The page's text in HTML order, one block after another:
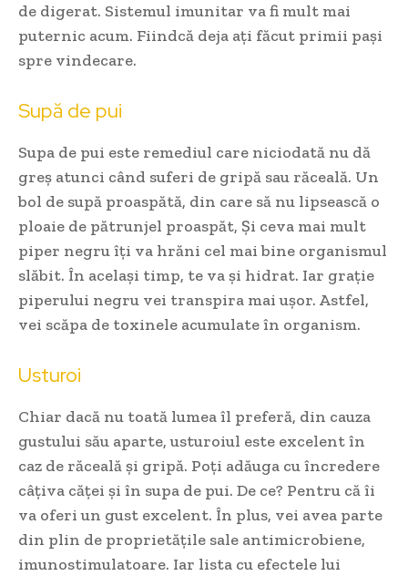
de digerat. Sistemul imunitar va fi mult mai
puternic acum. Fiindcă deja ați făcut primii pași
spre vindecare.
Supă de pui
Supa de pui este remediul care niciodată nu dă
greș atunci când suferi de gripă sau răceală. Un
bol de supă proaspătă, din care să nu lipsească o
ploaie de pătrunjel proaspăt, Și ceva mai mult
piper negru îți va hrăni cel mai bine organismul
slăbit. În același timp, te va și hidrat. Iar grație
piperului negru vei transpira mai ușor. Astfel,
vei scăpa de toxinele acumulate în organism.
Usturoi
Chiar dacă nu toată lumea îl preferă, din cauza
gustului său aparte, usturoiul este excelent în
caz de răceală și gripă. Poți adăuga cu încredere
câțiva căței și în supa de pui. De ce? Pentru că îi
va oferi un gust excelent. În plus, vei avea parte
din plin de proprietățile sale antimicrobiene,
imunostimulatoare. Iar lista cu efectele lui